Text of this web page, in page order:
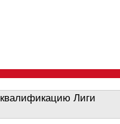
Лиги